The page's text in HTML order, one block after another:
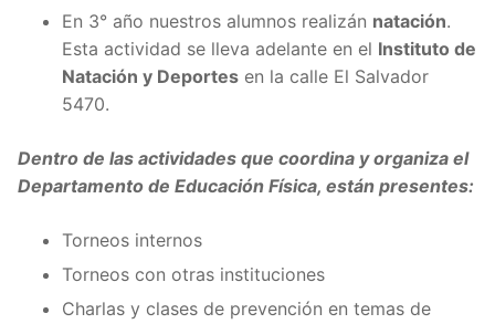
En 3° año nuestros alumnos realizán natación.
Esta actividad se lleva adelante en el Instituto de
Natación y Deportes en la calle El Salvador
5470.
Dentro de las actividades que coordina y organiza el
Departamento de Educación Física, están presentes:
Torneos internos
Torneos con otras instituciones
Charlas y clases de prevención en temas de